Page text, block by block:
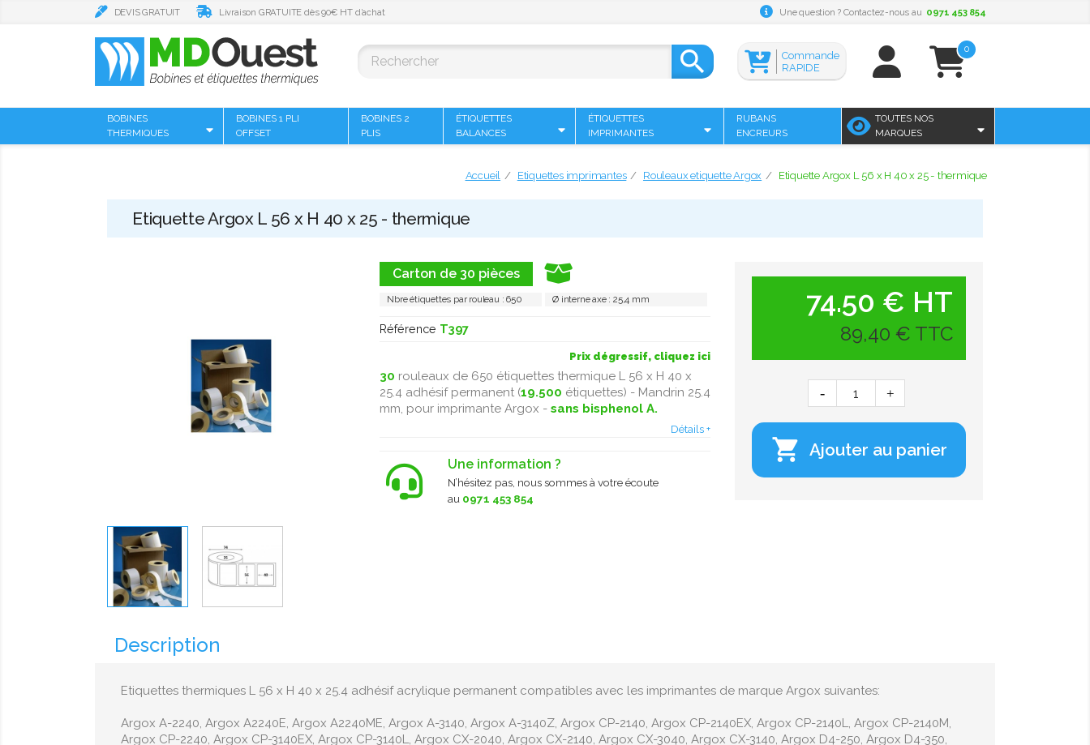
DEVIS GRATUIT Livraison GRATUITE dès 90€ HT d’achat Une question ? Contactez-nous au 0971 453 854
 0
Commande
RAPIDE
BOBINES
THERMIQUES
BOBINES 1 PLI
OFFSET
BOBINES 2
PLIS
ÉTIQUETTES
BALANCES
ÉTIQUETTES
IMPRIMANTES
RUBANS
ENCREURS
TOUTES NOS
MARQUES
Accueil Etiquettes imprimantes Rouleaux etiquette Argox Etiquette Argox L 56 x H 40 x 25 - thermique
Etiquette Argox L 56 x H 40 x 25 - thermique
Carton de 30 pièces
Nbre étiquettes par rouleau : 650 Ø interne axe : 25,4 mm
Référence T397
Prix dégressif, cliquez ici
30 rouleaux de 650 étiquettes thermique L 56 x H 40 x
25.4 adhésif permanent (19.500 étiquettes) - Mandrin 25.4
mm, pour imprimante Argox - sans bisphenol A.
Détails +
Une information ?
N’hésitez pas, nous sommes à votre écoute
au 0971 453 854
74.50 € HT
89,40 € TTC
 Ajouter au panier
Description
Etiquettes thermiques L 56 x H 40 x 25.4 adhésif acrylique permanent compatibles avec les imprimantes de marque Argox suivantes:
Argox A-2240, Argox A2240E, Argox A2240ME, Argox A-3140, Argox A-3140Z, Argox CP-2140, Argox CP-2140EX, Argox CP-2140L, Argox CP-2140M,
Argox CP-2240, Argox CP-3140EX, Argox CP-3140L, Argox CX-2040, Argox CX-2140, Argox CX-3040, Argox CX-3140, Argox D4-250, Argox D4-350,